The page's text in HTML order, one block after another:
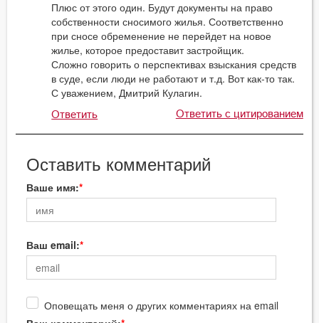
Плюс от этого один. Будут документы на право
собственности сносимого жилья. Соответственно
при сносе обременение не перейдет на новое
жилье, которое предоставит застройщик.
Сложно говорить о перспективах взыскания средств
в суде, если люди не работают и т.д. Вот как-то так.
С уважением, Дмитрий Кулагин.
Ответить Ответить с цитированием
Оставить комментарий
Ваше имя:
Ваш email:
Оповещать меня о других комментариях на email